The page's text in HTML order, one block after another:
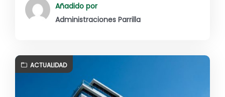
Añadido por
Administraciones Parrilla
ACTUALIDAD